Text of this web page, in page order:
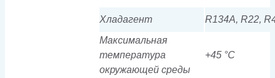
Хладагент
R134A, R22,
Максимальная
температура
окружающей среды
+45 °C